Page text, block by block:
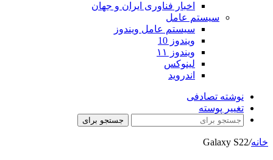
اخبار فناوری ایران و جهان
سیستم عامل
سیستم عامل ویندوز
ویندوز 10
ویندوز ۱۱
لینوکس
اندروید
نوشته تصادفی
تغییر پوسته
جستجو برای
خانه/
Galaxy S22